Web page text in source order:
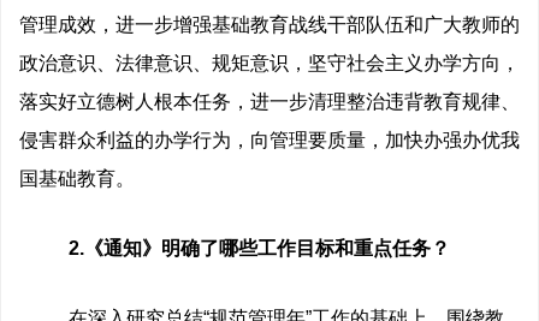
管理成效，进一步增强基础教育战线干部队伍和广大教师的
政治意识、法律意识、规矩意识，坚守社会主义办学方向，
落实好立德树人根本任务，进一步清理整治违背教育规律、
侵害群众利益的办学行为，向管理要质量，加快办强办优我
国基础教育。
2.《通知》明确了哪些工作目标和重点任务？